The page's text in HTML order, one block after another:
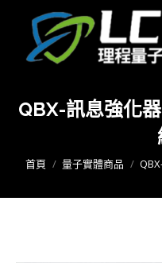
QBX-訊息強化
您在這裡：
首頁 量子實體商品